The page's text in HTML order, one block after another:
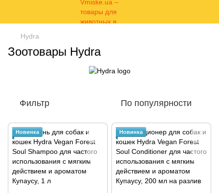
Hydra
Зоотовары Hydra
Фильтр По популярности
Новинка Новинка